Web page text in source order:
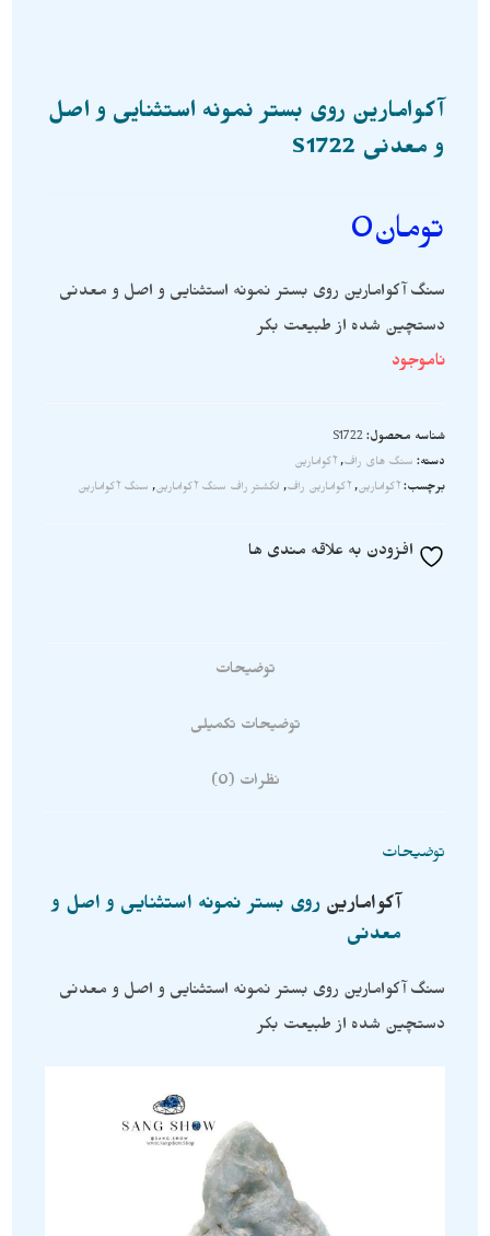
آکوامارین روی بستر نمونه استثنایی و اصل
و معدنی S1722
تومان0
سنگ آکوامارین روی بستر نمونه استثنایی و اصل و معدنی
دستچین شده از طبیعت بکر
ناموجود
شناسه محصول:S1722
دسته: سنگ های راف, آکوامارین
برچسب: آکوامارین, آکوامارین راف, انگشتر راف سنگ آکوامارین, سنگ آکوامارین
افزودن به علاقه مندی ها
توضیحات
توضیحات تکمیلی
نظرات (0)
توضیحات
آکوامارین روی بستر نمونه استثنایی و اصل و
معدنی
سنگ آکوامارین روی بستر نمونه استثنایی و اصل و معدنی
دستچین شده از طبیعت بکر